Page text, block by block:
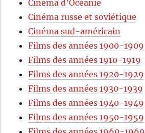
Cinéma d’Océanie
Cinéma russe et soviétique
Cinéma sud-américain
Films des années 1900-1909
Films des années 1910-1919
Films des années 1920-1929
Films des années 1930-1939
Films des années 1940-1949
Films des années 1950-1959